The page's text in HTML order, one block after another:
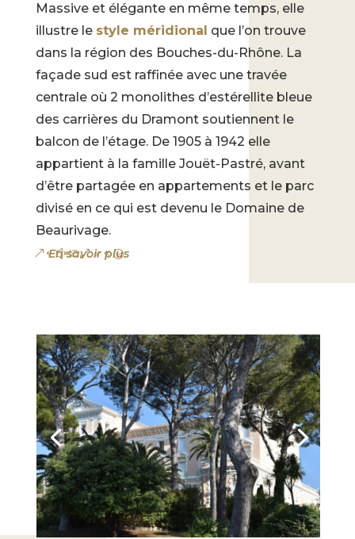
Massive et élégante en même temps, elle
illustre le style méridional que l’on trouve
dans la région des Bouches-du-Rhône. La
façade sud est raffinée avec une travée
centrale où 2 monolithes d’estérellite bleue
des carrières du Dramont soutiennent le
balcon de l’étage. De 1905 à 1942 elle
appartient à la famille Jouët-Pastré, avant
d’être partagée en appartements et le parc
divisé en ce qui est devenu le Domaine de
Beaurivage.
En savoir plus